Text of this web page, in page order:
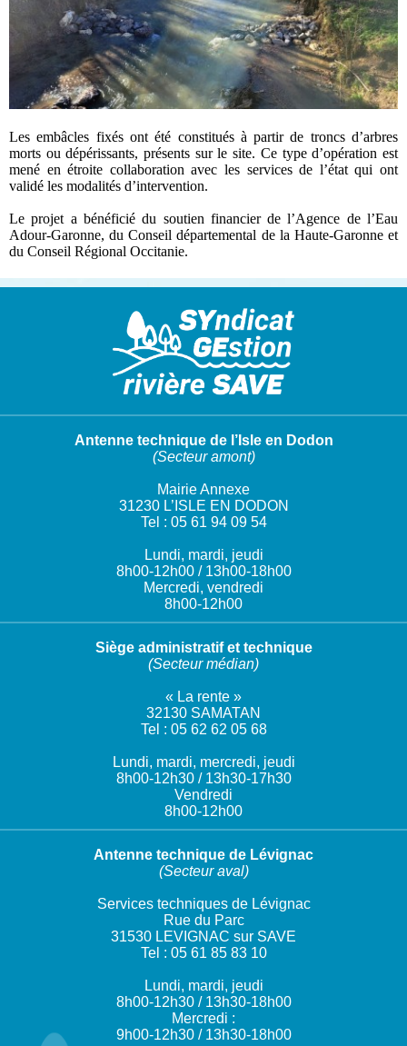
Les embâcles fixés ont été constitués à partir de troncs d’arbres
morts ou dépérissants, présents sur le site. Ce type d’opération est
mené en étroite collaboration avec les services de l’état qui ont
validé les modalités d’intervention.
Le projet a bénéficié du soutien financier de l’Agence de l’Eau
Adour-Garonne, du Conseil départemental de la Haute-Garonne et
du Conseil Régional Occitanie.
Antenne technique de l’Isle en Dodon
(Secteur amont)
Mairie Annexe
31230 L’ISLE EN DODON
Tel : 05 61 94 09 54
Lundi, mardi, jeudi
8h00-12h00 / 13h00-18h00
Mercredi, vendredi
8h00-12h00
Siège administratif et technique
(Secteur médian)
« La rente »
32130 SAMATAN
Tel : 05 62 62 05 68
Lundi, mardi, mercredi, jeudi
8h00-12h30 / 13h30-17h30
Vendredi
8h00-12h00
Antenne technique de Lévignac
(Secteur aval)
Services techniques de Lévignac
Rue du Parc
31530 LEVIGNAC sur SAVE
Tel : 05 61 85 83 10
Lundi, mardi, jeudi
8h00-12h30 / 13h30-18h00
Mercredi :
9h00-12h30 / 13h30-18h00